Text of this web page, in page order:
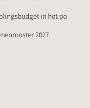
in het po
2027